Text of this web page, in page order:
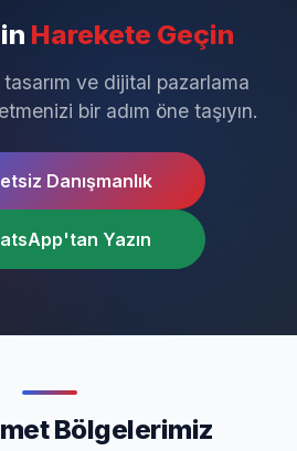
Harekete Geçin
ve dijital pazarlama
bir adım öne taşıyın.
Danışmanlık
Yazın
Bölgelerimiz